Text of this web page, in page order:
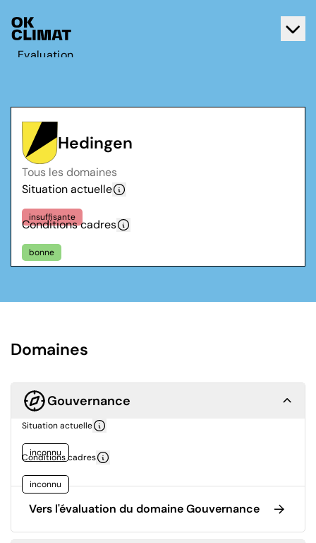
Evaluation
Contact
Français
Deutsch
Hedingen
Tous les domaines
Situation actuelle
insuffisante
Conditions cadres
bonne
Domaines
Gouvernance
Situation actuelle
inconnu
Conditions cadres
inconnu
Vers l'évaluation du domaine Gouvernance